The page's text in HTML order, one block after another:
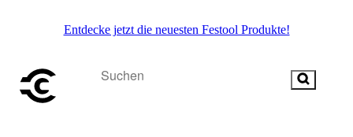
Entdecke jetzt die neuesten Festool Produkte!